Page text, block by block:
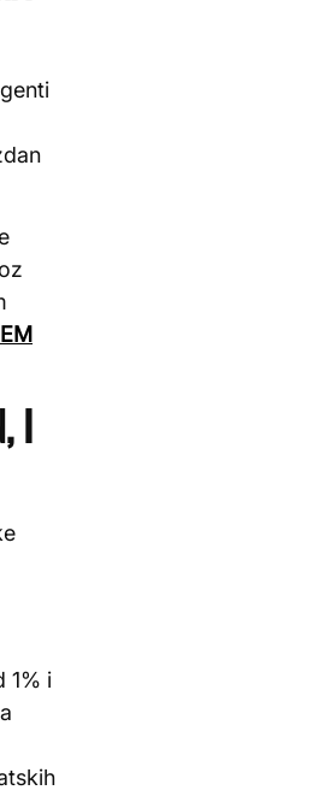
I
1% i